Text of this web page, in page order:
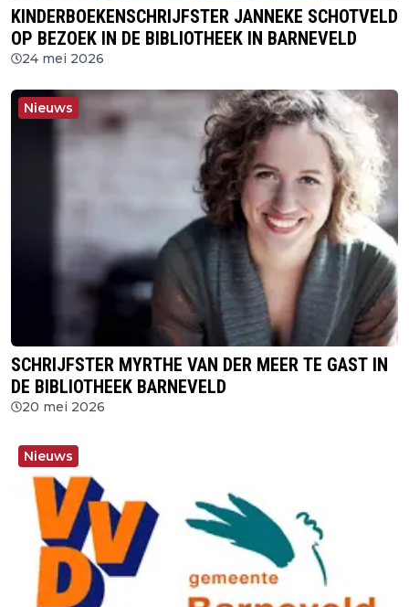
KINDERBOEKENSCHRIJFSTER JANNEKE SCHOTVELD
OP BEZOEK IN DE BIBLIOTHEEK IN BARNEVELD
24 mei 2026
Nieuws
SCHRIJFSTER MYRTHE VAN DER MEER TE GAST IN
DE BIBLIOTHEEK BARNEVELD
20 mei 2026
Nieuws